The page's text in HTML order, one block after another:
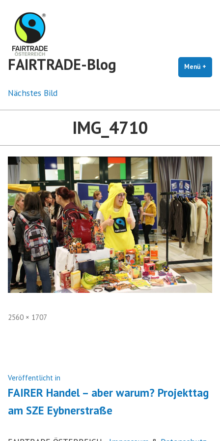
Inhalt
springen
FAIRTRADE-Blog Menü +
Nächstes Bild
IMG_4710
Volle
2560 × 1707
Beitragsnavigation
Veröffentlicht in
FAIRER Handel – aber warum? Projekttag
am SZE Eybnerstraße